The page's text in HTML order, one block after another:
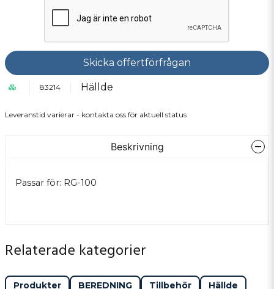
Skicka offertförfrågan
83214 Hällde
Leveranstid varierar - kontakta oss för aktuell status
Beskrivning
Passar för: RG-100
Relaterade kategorier
Produkter BEREDNING Tillbehör Hällde